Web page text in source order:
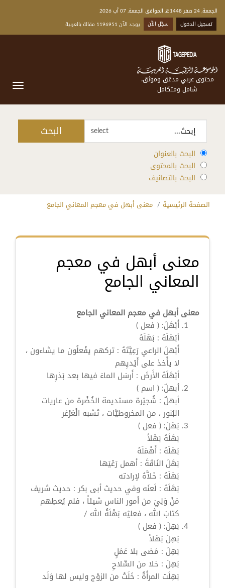
الجمعة, 24 صفر 1448هـ الموافق الجمعة, 07 آب 2026
تسجيل الدخول
سجّل الآن يوجد الآن 1196951 مقالة بالعربية
محتوى عربي مدقق وموثق،
شامل ومتكامل
select البحث
البحث بالعنوان
البحث بالمحتوى
البحث بالتصانيف
الصفحة الرئيسية معنى أبهل في معجم المعاني الجامع
معنى أبهل في معجم
المعاني الجامع
معنى أبهل في معجم المعاني الجامع
أَبْهَلَ: ( فعل )
أبْهَلَهُ : بَهَلَهُ
أَبْهلَ الراعي رَعِيَّتَهُ : تركهم يفْعلُون ما يشاءون ،
لا يأْخذ على أَيْديِهم
أبْهَلَهُ الأَرضَ : أَرسَل الماءَ فيها بعد بَذرِها
أبهلٌ: ( اسم )
أبهلٌ : شُجيْرة مستديمة الخُضْرة من عاريات
البُنور ، من المخروطيَّات ، تُشبه الْعَرْعَر
بَهَلَ: ( فعل )
بَهَلَهُ بَهْلاً
بَهَلَهُ : أَهْمَلَهُ
بَهَلَ النَاقَةَ : أهمل رَعْيَها
بَهَلَهُ : خَلاَّهُ لإرادته
بَهَلَهُ : لَعنَه وفي حديث أبى بكر : حديث شريف
مَنْ وَلِيَ من أمور الناس شيئاً ، فلم يُعطِهم
كتابَ الله ، فعليْه بَهْلَةُ الله /
بَهِلَ: ( فعل )
بَهِلَ بَهَلاً
بَهِلَ : مَضى بلا عَمَلٍ
بَهِلَ : خلا من السِّلاحِ
بَهِلَت المرأَةُ : خَلَتْ من الزوْج وليس لها وَلَد